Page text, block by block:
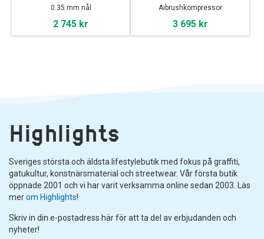
0.35 mm nål
2 745 kr
Aibrushkompressor
3 695 kr
Highlights
Sveriges största och äldsta lifestylebutik med fokus på graffiti,
gatukultur, konstnärsmaterial och streetwear. Vår första butik
öppnade 2001 och vi har varit verksamma online sedan 2003. Läs
merom Highlights!
Skriv in din e-postadress här för att ta del av erbjudanden och
nyheter!